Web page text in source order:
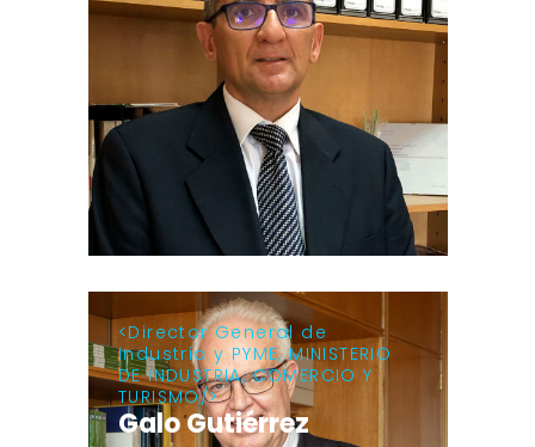
Director General de
Industria y PYME, MINISTERIO
DE INDUSTRIA, COMERCIO Y
TURISMO
Galo Gutiérrez